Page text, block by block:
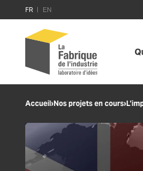
FR
EN
Accueil›Nos projets en cours›